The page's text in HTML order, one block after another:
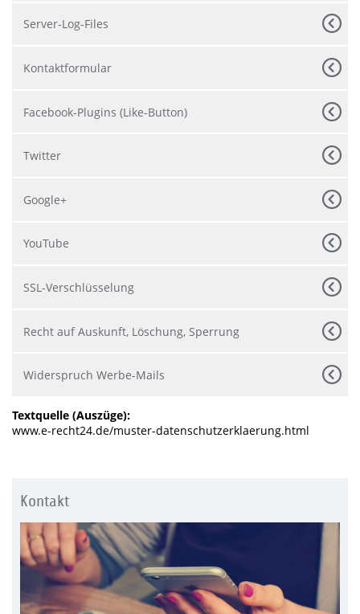
Server-Log-Files
Kontaktformular
Facebook-Plugins (Like-Button)
Twitter
Google+
YouTube
SSL-Verschlüsselung
Recht auf Auskunft, Löschung, Sperrung
Widerspruch Werbe-Mails
Textquelle (Auszüge):
www.e-recht24.de/muster-datenschutzerklaerung.html
Kontakt